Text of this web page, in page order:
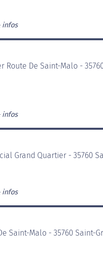
infos
Route De Saint-Malo -
infos
Grand Quartier - 35760
infos
Saint-Malo - 35760 Saint-